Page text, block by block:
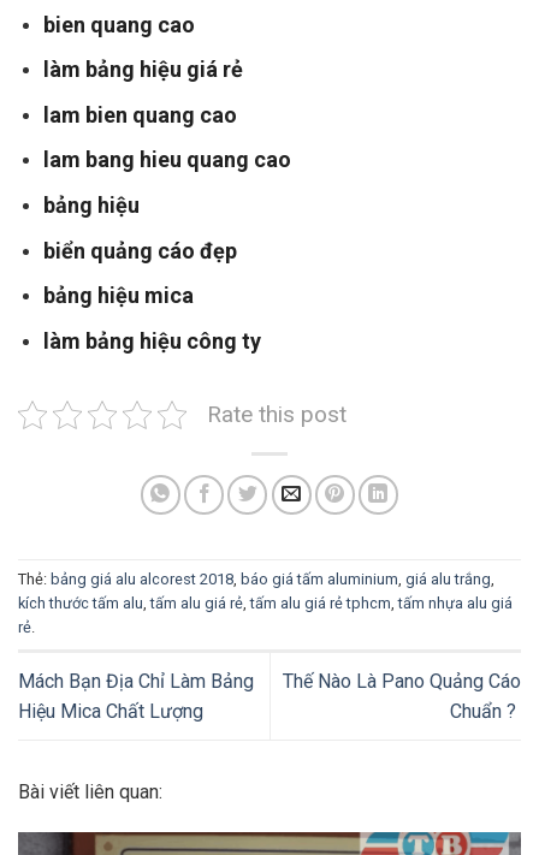
bien quang cao
làm bảng hiệu giá rẻ
lam bien quang cao
lam bang hieu quang cao
bảng hiệu
biển quảng cáo đẹp
bảng hiệu mica
làm bảng hiệu công ty
Rate this post
Thẻ: bảng giá alu alcorest 2018, báo giá tấm aluminium, giá alu trắng,
kích thước tấm alu,tấm alu giá rẻ,tấm alu giá rẻ tphcm,tấm nhựa alu giá
rẻ.
Mách Bạn Địa Chỉ Làm Bảng
Hiệu Mica Chất Lượng
Thế Nào Là Pano Quảng Cáo
Chuẩn ?
Bài viết liên quan: